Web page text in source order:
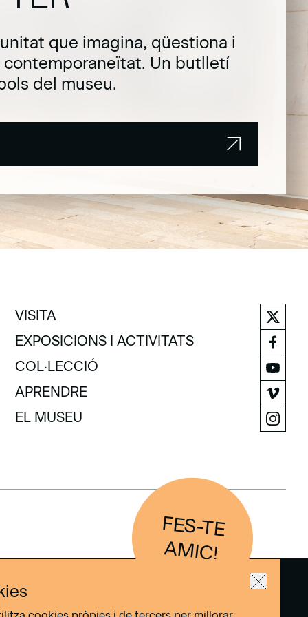
que imagina, qüestiona i
contemporaneïtat. Un butlletí
del museu.
VISITA
VISITA
EXPOSICIONS I ACTIVITATS
EXPOSICIONS I ACTIVITATS
COL·LECCIÓ
COL·LECCIÓ
APRENDRE
APRENDRE
EL MUSEU
FES-TE
AM
IC
!